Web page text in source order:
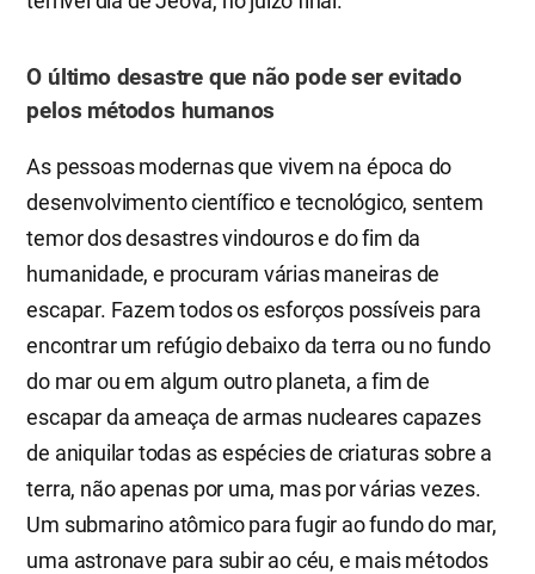
O último desastre que não pode ser evitado
pelos métodos humanos
As pessoas modernas que vivem na época do
desenvolvimento científico e tecnológico, sentem
temor dos desastres vindouros e do fim da
humanidade, e procuram várias maneiras de
escapar. Fazem todos os esforços possíveis para
encontrar um refúgio debaixo da terra ou no fundo
do mar ou em algum outro planeta, a fim de
escapar da ameaça de armas nucleares capazes
de aniquilar todas as espécies de criaturas sobre a
terra, não apenas por uma, mas por várias vezes.
Um submarino atômico para fugir ao fundo do mar,
uma astronave para subir ao céu, e mais métodos